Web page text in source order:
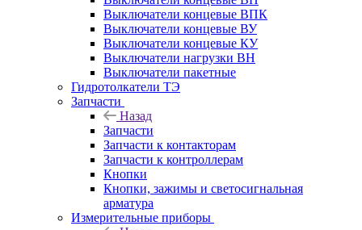
Выключатели концевые ВПК
Выключатели концевые ВУ
Выключатели концевые КУ
Выключатели нагрузки ВН
Выключатели пакетные
Гидротолкатели ТЭ
Запчасти
Назад
Запчасти
Запчасти к контакторам
Запчасти к контроллерам
Кнопки
Кнопки, зажимы и светосигнальная
арматура
Измерительные приборы